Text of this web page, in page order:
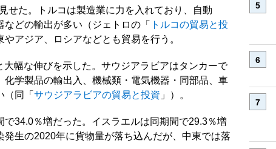
せた。トルコは製造業に力を入れており、自動
どの輸出が多い（ジェトロの「
トルコの貿易と投
アジア、ロシアなどとも貿易を行う。
幅な伸びを示した。サウジアラビアはタンカーで
学製品の輸出入、機械類・電気機器・同部品、車
同「 サウジアラビアの貿易と投資 」）。
34.0％増だった。イスラエルは同期間で29.3％増
生の2020年に貨物量が落ち込んだが、中東では落